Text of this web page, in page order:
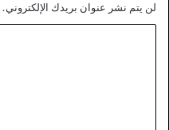
لن يتم نشر عنوان بريدك الإلكتروني.